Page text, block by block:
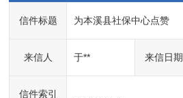
信件标题 为本溪县社保中心点赞
来信人 于** 来信日期
信件索引